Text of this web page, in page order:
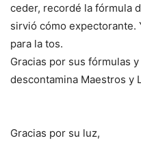
ceder, recordé la fórmula
sirvió cómo expectorante.
para la tos.
Gracias por sus fórmulas
descontamina Maestros y
Gracias por su luz,